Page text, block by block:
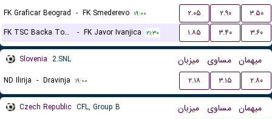
FK Graficar Beograd - FK Smederevo ۱۹:۰۰ ۲.۰۵ ۲.۹۰
۳.۵۰
FK TSC Backa Topola
- FK Javor Ivanjica ۲۱:۳۰ ۱.۸۵ ۳.۴۰ ۳.۶۰
Slovenia 2.SNL میزبان مساوی میهمان
ND Ilirija - Dravinja ۱۹:۰۰ ۲.۱۸ ۳.۱۵ ۲.۸۰
Czech Republic CFL, Group B میزبان مساوی میهمان